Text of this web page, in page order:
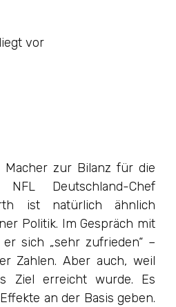
Macher zur Bilanz für die
Deutschland-Chef
ist natürlich ähnlich
Politik. Im Gespräch mit
er sich „sehr zufrieden“ –
Zahlen. Aber auch, weil
Ziel erreicht wurde. Es
an der Basis geben.